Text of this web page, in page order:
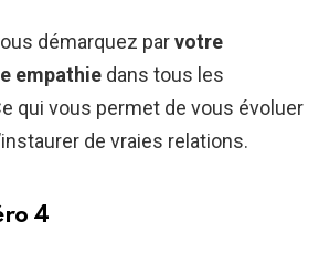
démarquez parvotre
empathie dans tous les
qui vous permet de vous évoluer
de vraies relations.
4